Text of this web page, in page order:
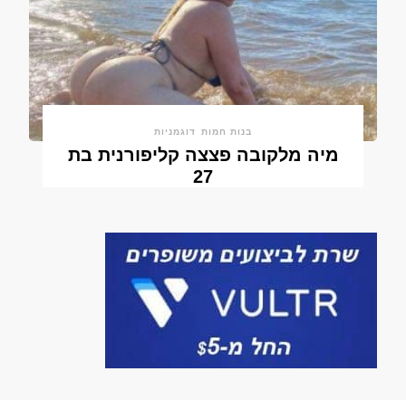
בנות חמות דוגמניות
מיה מלקובה פצצה קליפורנית בת
27